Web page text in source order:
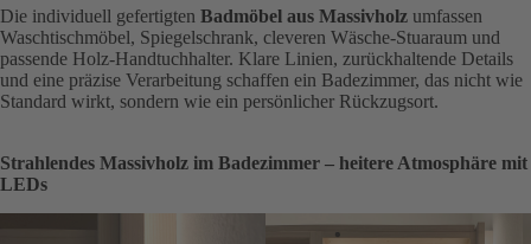
Die individuell gefertigten Badmöbel aus Massivholz umfassen
Waschtischmöbel, Spiegelschrank, cleveren Wäsche-Stuaraum und
passende Holz-Handtuchhalter. Klare Linien, zurückhaltende Details
und eine präzise Verarbeitung schaffen ein Badezimmer, das nicht wie
Standard wirkt, sondern wie ein persönlicher Rückzugsort.
Strahlendes Massivholz im Badezimmer – heitere Atmosphäre mit
LEDs